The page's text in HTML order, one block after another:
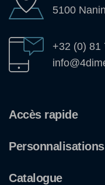
5100
+32 (0) 81
Accès rapide
Personnalisations
Catalogue